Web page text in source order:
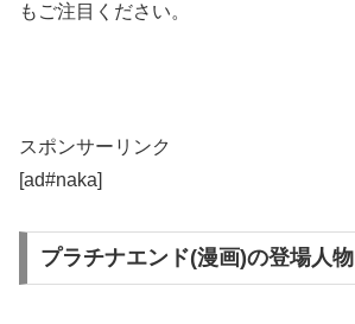
もご注目ください。
スポンサーリンク
[ad#naka]
プラチナエンド(漫画)の登場人物